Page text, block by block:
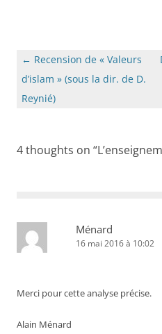
Navigation
des
articles
← Recension de « Valeurs
d’islam » (sous la dir. de D.
Reynié)
4 thoughts on “
Ménard
16 mai 2016 à 10:02
Merci pour cette analyse précise.
Alain Ménard